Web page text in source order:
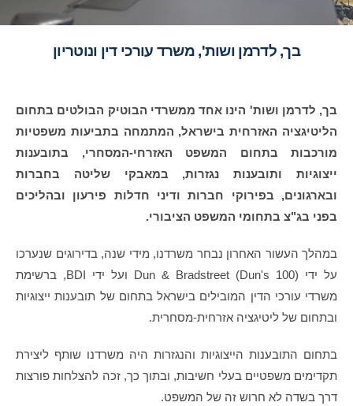
בך, לדרמן ושות', משרד עורכי דין ונוטריון
בך, לדרמן ושות' הינו אחד ממשרדי הבוטיק הבולטים בתחום
הליטיגציה האזרחית בישראל, המתמחה בתביעות משפטיות
מורכבות בתחום המשפט האזרחי-המסחרי, בתובענות
ייצוגיות ותובענות נגזרות, במאבקי שליטה בחברות
ובארגונים, בפירוקי חברות ודיני חדלות פירעון ובהליכים
בפני בג"צ בתחומי המשפט הציבורי.
במהלך העשור האחרון נבחר משרדנו, מידי שנה, בדירוגים שנערכו
על ידי Dun & Bradstreet (Dun's 100) ועל ידי BDI, ברשימת
משרדי עורכי הדין המובילים בישראל בתחום של תובענות ייצוגיות
ובתחום של ליטיגציה אזרחית-מסחרית.
בתחום התובענות הייצוגיות והנגזרות היה משרדנו שותף ליצירת
תקדימים משפטיים בעלי חשיבות, ובתוך כך, זכה להצלחות פורצות
דרך בשדה לא חרוש זה של המשפט.